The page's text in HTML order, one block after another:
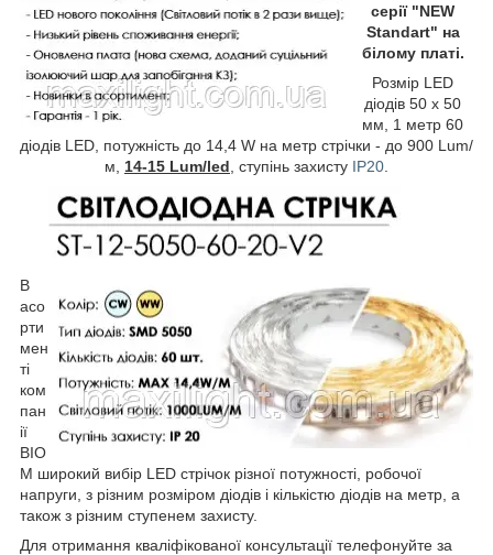
серії "NEW
Standart" на
білому платі.
Розмір LED
діодів 50 х 50
мм, 1 метр 60
діодів LED, потужність до 14,4 W на метр стрічки - до 900 Lum/
м, 14-15 Lum/led , ступінь захисту IP20
В
асо
рти
мен
ті
ком
пан
ії
BIO
M широкий вибір LED стрічок різної потужності, робочої
напруги, з різним розміром діодів і кількістю діодів на метр, а
також з різним ступенем захисту.
Для отримання кваліфікованої консультації телефонуйте за